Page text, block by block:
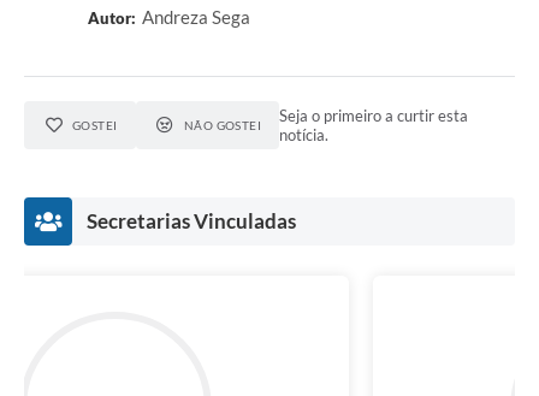
Autor: Andreza Sega
GOSTEI NÃO GOSTEI
Seja o primeiro a curtir esta
notícia.
Secretarias Vinculadas